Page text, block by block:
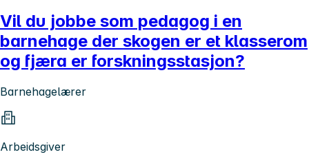
Vil du jobbe som pedagog i en
barnehage der skogen er et klasserom
og fjæra er forskningsstasjon?
Barnehagelærer
Arbeidsgiver